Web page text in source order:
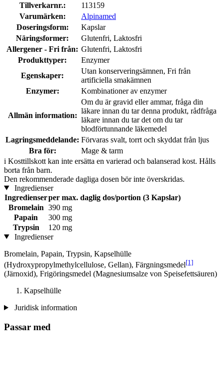
Tillverkarnr.:
113159
Varumärken:
Alpinamed
Doseringsform:
Kapslar
Näringsformer:
Glutenfri, Laktosfri
Allergener - Fri från: Glutenfri, Laktosfri
Produkttyper:
Enzymer
Egenskaper:
Utan konserveringsämnen, Fri från
artificiella smakämnen
Enzymer:
Kombinationer av enzymer
Allmän information:
Om du är gravid eller ammar, fråga din
läkare innan du tar denna produkt, rådfråga
läkare innan du tar det om du tar
blodförtunnande läkemedel
Lagringsmeddelande: Förvaras svalt, torrt och skyddat från ljus
Bra för:
Mage & tarm
i Kosttillskott kan inte ersätta en varierad och balanserad kost. Hålls
borta från barn.
Den rekommenderade dagliga dosen bör inte överskridas.
Ingredienser
Ingredienserper max. daglig dos/portion (3 Kapslar)
Bromelain 390 mg
Papain
300 mg
Trypsin
120 mg
Ingredienser
Bromelain, Papain, Trypsin, Kapselhülle
(Hydroxypropylmethylcellulose, Gellan), Färgningsmedel[1]
(Järnoxid), Frigöringsmedel (Magnesiumsalze von Speisefettsäuren)
Kapselhülle
Juridisk information
Passar med